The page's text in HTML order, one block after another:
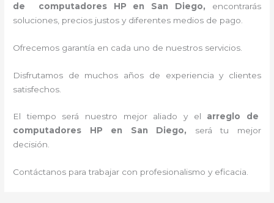
de computadores HP en San Diego, encontrarás
soluciones, precios justos y diferentes medios de pago.
Ofrecemos garantía en cada uno de nuestros servicios.
Disfrutamos de muchos años de experiencia y clientes
satisfechos.
El tiempo será nuestro mejor aliado y el arreglo de
computadores HP en San Diego, será tu mejor
decisión.
Contáctanos para trabajar con profesionalismo y eficacia.